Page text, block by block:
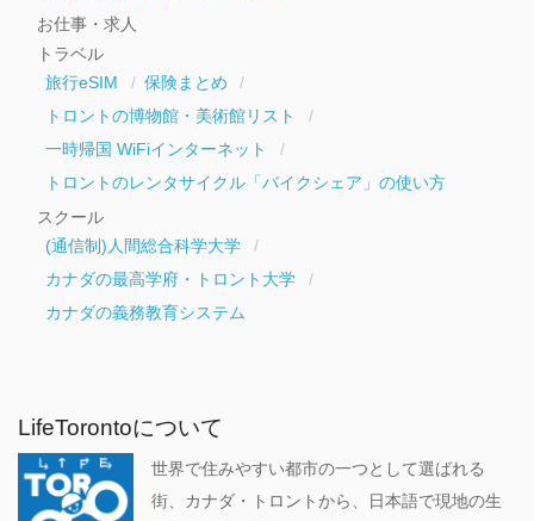
お仕事・求人
トラベル
旅行eSIM
保険まとめ
トロントの博物館・美術館リスト
一時帰国 WiFiインターネット
トロントのレンタサイクル「バイクシェア」の使い方
スクール
(通信制)人間総合科学大学
カナダの最高学府・トロント大学
カナダの義務教育システム
LifeTorontoについて
世界で住みやすい都市の一つとして選ばれる
街、カナダ・トロントから、日本語で現地の生